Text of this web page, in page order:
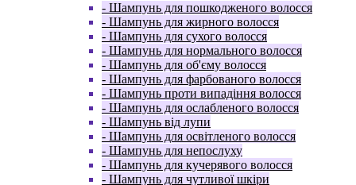
- Шампунь для пошкодженого волосся
- Шампунь для жирного волосся
- Шампунь для сухого волосся
- Шампунь для нормального волосся
- Шампунь для об'єму волосся
- Шампунь для фарбованого волосся
- Шампунь проти випадіння волосся
- Шампунь для ослабленого волосся
- Шампунь від лупи
- Шампунь для освітленого волосся
- Шампунь для непослуху
- Шампунь для кучерявого волосся
- Шампунь для чутливої ​​шкіри